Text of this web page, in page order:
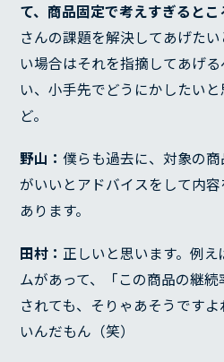
て、商品固定で考えすぎるとこ
さんの課題を解決してあげた
い場合はそれを指摘してあげ
い、小手先でどうにかしたい
ど。
野山：僕らも過去に、対象の
がいいとアドバイスをして内
あります。
田村：正しいと思います。例
ムがあって、「この商品の継
されても、そりゃあそうです
いんだもん（笑）